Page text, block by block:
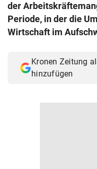
© Krone Multimedia
Muthgasse 2, 1190 Wien
der
Periode, in der die
Wirtschaft im
Kronen Zeitung
hinzufügen